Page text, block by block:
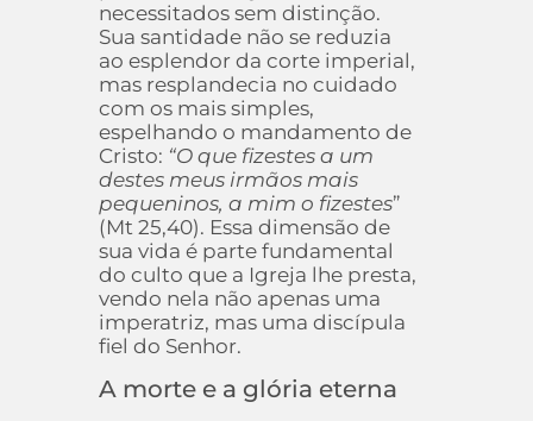
necessitados sem distinção.
Sua santidade não se reduzia
ao esplendor da corte imperial,
mas resplandecia no cuidado
com os mais simples,
espelhando o mandamento de
Cristo: “O que fizestes a um
destes meus irmãos mais
pequeninos, a mim o fizestes”
(Mt 25,40). Essa dimensão de
sua vida é parte fundamental
do culto que a Igreja lhe presta,
vendo nela não apenas uma
imperatriz, mas uma discípula
fiel do Senhor.
A morte e a glória eterna